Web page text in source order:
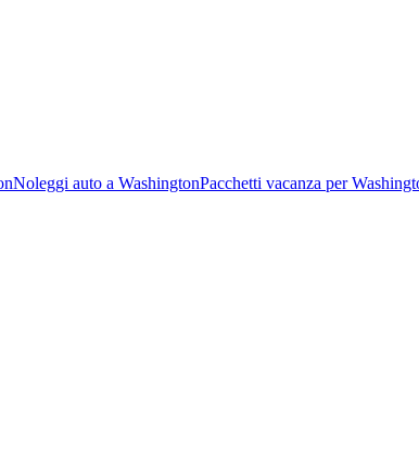
Noleggi auto a WashingtonPacchetti vacanza per